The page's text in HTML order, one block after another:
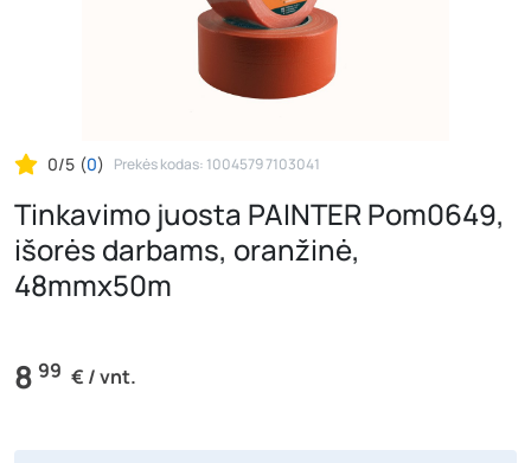
0/5 (0) Prekės kodas: 1004579 7103041
Tinkavimo juosta PAINTER Pom0649,
išorės darbams, oranžinė,
48mmx50m
8 99 € / vnt.